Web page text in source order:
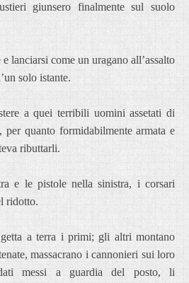
giunsero finalmente sul suolo
lanciarsi come un uragano all’assalto
solo istante.
a quei terribili uomini assetati di
per quanto formidabilmente armata e
ributtarli.
e le pistole nella sinistra, i corsari
ridotto.
a terra i primi; gli altri montano
massacrano i cannonieri sui loro
messi a guardia del posto, li